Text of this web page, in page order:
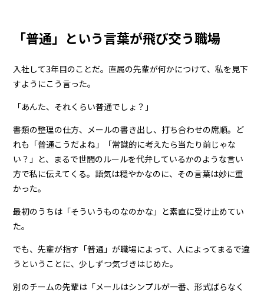
「普通」という言葉が飛び交う職場
入社して3年目のことだ。直属の先輩が何かにつけて、私を見下
すようにこう言った。
「あんた、それくらい普通でしょ？」
書類の整理の仕方、メールの書き出し、打ち合わせの席順。ど
れも「普通こうだよね」「常識的に考えたら当たり前じゃな
い？」と、まるで世間のルールを代弁しているかのような言い
方で私に伝えてくる。語気は穏やかなのに、その言葉は妙に重
かった。
最初のうちは「そういうものなのかな」と素直に受け止めてい
た。
でも、先輩が指す「普通」が職場によって、人によってまるで違
うということに、少しずつ気づきはじめた。
別のチームの先輩は「メールはシンプルが一番、形式ばらなく